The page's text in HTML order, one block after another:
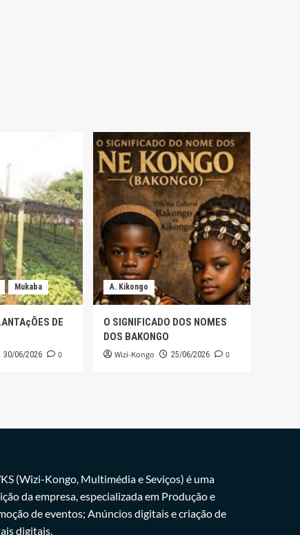
Mukaba
DE
30/06/2026 0
A. Kikongo
O SIGNIFICADO DOS NOMES
DOS BAKONGO
Wizi-Kongo 25/06/2026 0
(Wizi-Kongo, Multimédia e Seviços) é uma
da empresa, especializada em Produção e
de eventos; Anúncios digitais e criação de
digitais.